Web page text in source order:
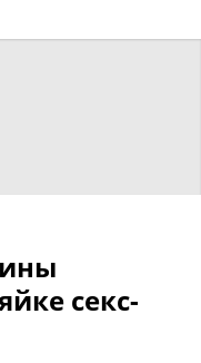
секс-